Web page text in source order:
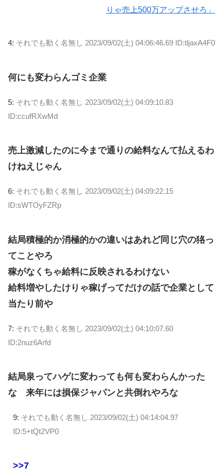
りゃ売上500万アップさせろ」
4: それでも動く名無し 2023/09/02(土) 04:06:46.69 ID:tljaxA4F0
何にも変わらんゴミ企業
5: それでも動く名無し 2023/09/02(土) 04:09:10.83
ID:ccufRXwMd
売上激減したのに今まで通りの給料なんて払えるわ
けねえじゃん
6: それでも動く名無し 2023/09/02(土) 04:09:22.15
ID:sWTOyFZRp
結局積極的か消極的かの違いはあれど同じ穴の狢っ
てことやろ
稼がなくちゃ給料に反映されるわけない
給料増やしたけりゃ稼げってだけの話で企業として
当たり前や
7: それでも動く名無し 2023/09/02(土) 04:10:07.60
ID:2nuz6Arfd
結局泉ってハゲに変わっても何も変わらんかった
な 来年には損保ジャパンと共倒れやろな
9: それでも動く名無し 2023/09/02(土) 04:14:04.97
ID:5+tQt2VP0
>>7